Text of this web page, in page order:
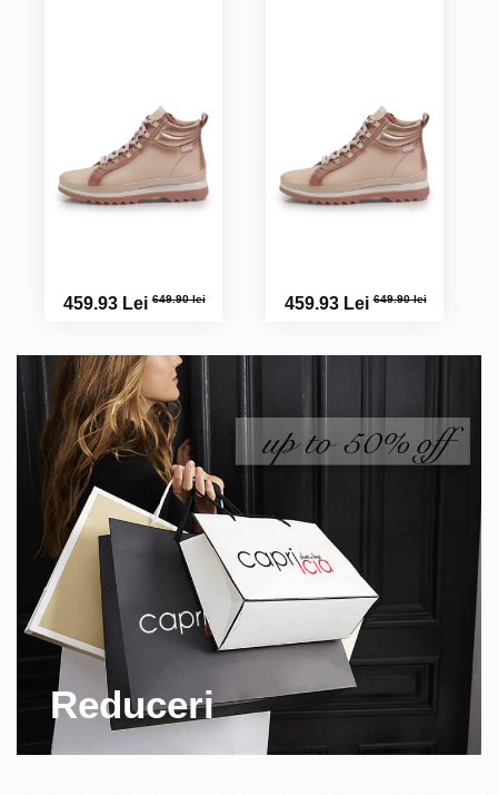
459.93 Lei649.90 lei 459.93 Lei649.90 lei
Reduceri